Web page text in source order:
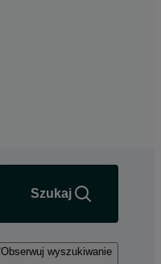
Szukaj
Obserwuj wyszukiwanie